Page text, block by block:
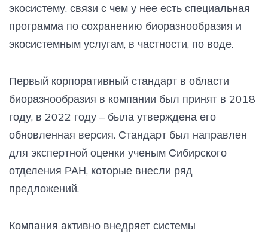
экосистему, связи с чем у нее есть специальная
программа по сохранению биоразнообразия и
экосистемным услугам, в частности, по воде.
Первый корпоративный стандарт в области
биоразнообразия в компании был принят в 2018
году, в 2022 году – была утверждена его
обновленная версия. Стандарт был направлен
для экспертной оценки ученым Сибирского
отделения РАН, которые внесли ряд
предложений.
Компания активно внедряет системы